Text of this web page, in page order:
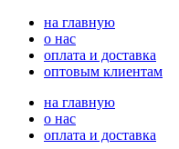
на главную
о нас
оплата и доставка
оптовым клиентам
на главную
о нас
оплата и доставка